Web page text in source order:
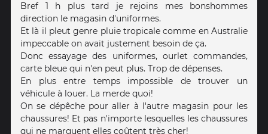
Bref 1 h plus tard je rejoins mes bonshommes
direction le magasin d'uniformes.
Et là il pleut genre pluie tropicale comme en Australie
impeccable on avait justement besoin de ça.
Donc essayage des uniformes, ourlet commandes,
carte bleue qui n'en peut plus. Trop de dépenses.
En plus entre temps impossible de trouver un
véhicule à louer. La merde quoi!
On se dépêche pour aller à l'autre magasin pour les
chaussures! Et pas n'importe lesquelles les chaussures
qui ne marquent elles coûtent très cher!